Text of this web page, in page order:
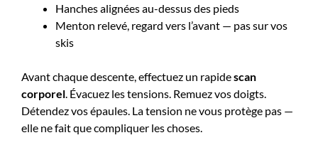
Hanches alignées au-dessus des pieds
Menton relevé, regard vers l’avant — pas sur vos
skis
Avant chaque descente, effectuez un rapidescan
corporel. Évacuez les tensions. Remuez vos doigts.
Détendez vos épaules. La tension ne vous protège pas —
elle ne fait que compliquer les choses.